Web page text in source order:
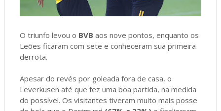
O triunfo levou o BVB aos nove pontos, enquanto os
Leões ficaram com sete e conheceram sua primeira
derrota.
Apesar do revés por goleada fora de casa, o
Leverkusen até que fez uma boa partida, na medida
do possível. Os visitantes tiveram muito mais posse